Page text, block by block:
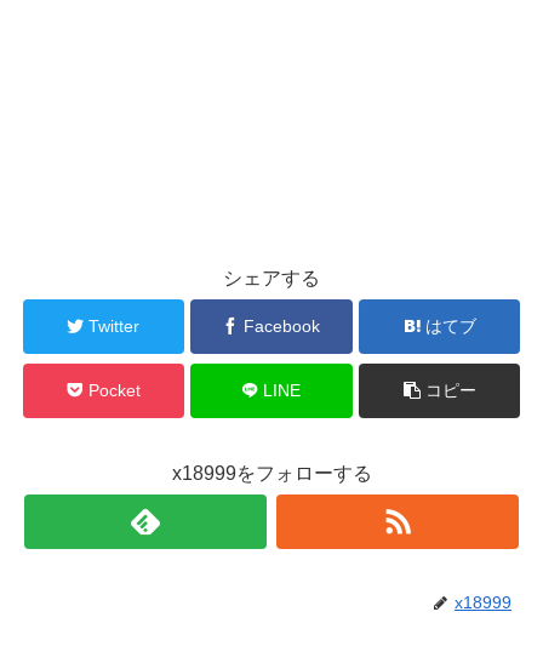
シェアする
Twitter Facebook はてブ
Pocket LINE コピー
x18999をフォローする
x18999